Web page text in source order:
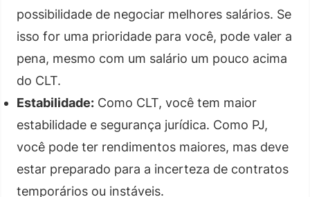
possibilidade de negociar melhores salários. Se
isso for uma prioridade para você, pode valer a
pena, mesmo com um salário um pouco acima
do CLT.
Estabilidade: Como CLT, você tem maior
estabilidade e segurança jurídica. Como PJ,
você pode ter rendimentos maiores, mas deve
estar preparado para a incerteza de contratos
temporários ou instáveis.